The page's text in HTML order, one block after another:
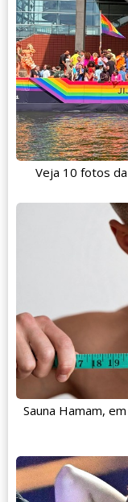
Veja 10 fotos
Sauna Hamam,